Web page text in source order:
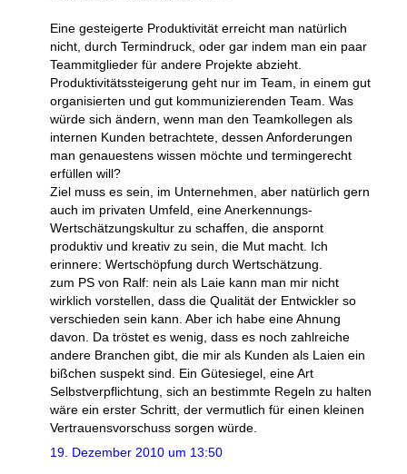
Eine gesteigerte Produktivität erreicht man natürlich
nicht, durch Termindruck, oder gar indem man ein paar
Teammitglieder für andere Projekte abzieht.
Produktivitätssteigerung geht nur im Team, in einem gut
organisierten und gut kommunizierenden Team. Was
würde sich ändern, wenn man den Teamkollegen als
internen Kunden betrachtete, dessen Anforderungen
man genauestens wissen möchte und termingerecht
erfüllen will?
Ziel muss es sein, im Unternehmen, aber natürlich gern
auch im privaten Umfeld, eine Anerkennungs-
Wertschätzungskultur zu schaffen, die anspornt
produktiv und kreativ zu sein, die Mut macht. Ich
erinnere: Wertschöpfung durch Wertschätzung.
zum PS von Ralf: nein als Laie kann man mir nicht
wirklich vorstellen, dass die Qualität der Entwickler so
verschieden sein kann. Aber ich habe eine Ahnung
davon. Da tröstet es wenig, dass es noch zahlreiche
andere Branchen gibt, die mir als Kunden als Laien ein
bißchen suspekt sind. Ein Gütesiegel, eine Art
Selbstverpflichtung, sich an bestimmte Regeln zu halten
wäre ein erster Schritt, der vermutlich für einen kleinen
Vertrauensvorschuss sorgen würde.
19. Dezember 2010 um 13:50